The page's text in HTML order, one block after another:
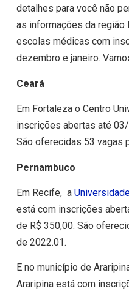
detalhes para você não
as informações da
escolas médicas com
dezembro e janeiro.
Ceará
Em Fortaleza o Centro
inscrições abertas até
São oferecidas 53 vagas
Pernambuco
Em Recife, a
está com inscrições
de R$ 350,00. São
de 2022.01.
E no município de
Araripina está com